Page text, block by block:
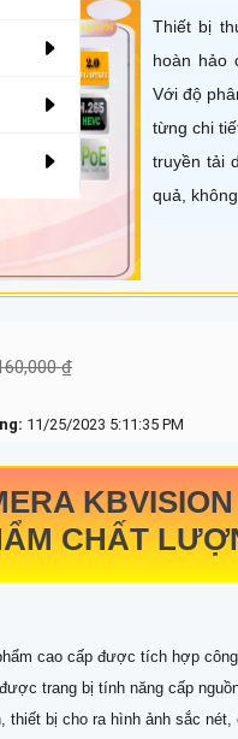
Thiết bị
hoàn hảo
Với độ
từng chi
truyền tải
quả,
₫
11/25/2023 5:11:35 PM
KBVISION
CHẤT
cao cấp được tích hợp
trang bị tính năng cấp
bị cho ra hình ảnh sắc